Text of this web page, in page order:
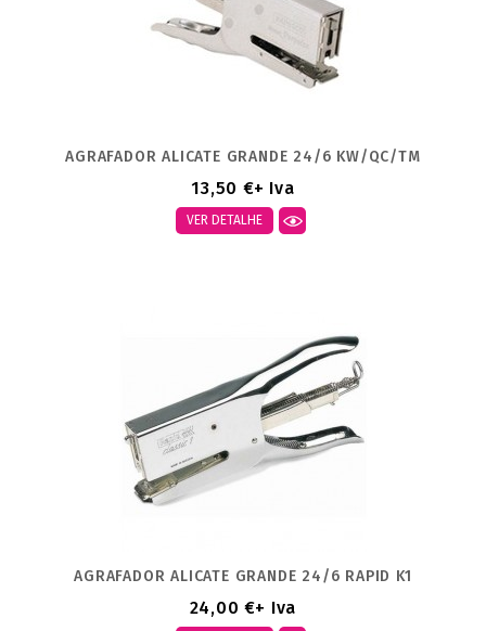
AGRAFADOR ALICATE GRANDE 24/6 KW/QC/TM
13,50 €+ Iva
VER DETALHE
AGRAFADOR ALICATE GRANDE 24/6 RAPID K1
24,00 €+ Iva